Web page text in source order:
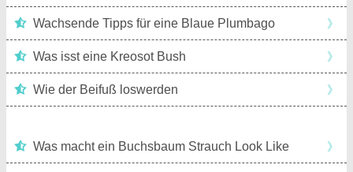
Wachsende Tipps für eine Blaue Plumbago 》
Was isst eine Kreosot Bush 》
Wie der Beifuß loswerden 》
Was macht ein Buchsbaum Strauch Look Like 》